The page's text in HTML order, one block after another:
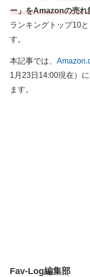
企業ITのトレンドを詳説
経営リーダーのコミュ
ITエンジニア向け専門サ
企業向けIT製品の総合サ
ー」をAmazonの売れ
ランキングトップ10
す。
本記事では、
1月23日14:00現在）
ます。
Fav-Log編集部